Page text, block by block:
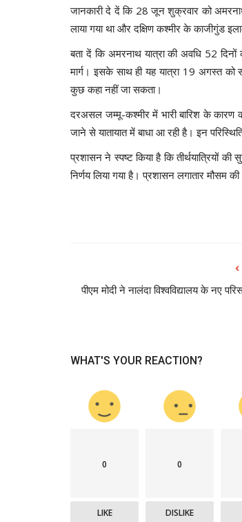
जानकारी दे दें कि 28 जून शुक्रवार को
लाया गया था और दक्षिण कश्मीर के काजीगुंड
बता दें कि अमरनाथ यात्रा की अवधि 52 दिनों
मार्ग। इसके साथ ही यह यात्रा 19 अगस्त को
कुछ कहा नहीं जा सकता।
दरअसल जम्मू-कश्मीर में भारी बारिश के कारण
जाने से यातायात में बाधा आ रही है। इन
प्रशासन ने स्पष्ट किया है कि तीर्थयात्रियों
निर्णय लिया गया है। प्रशासन लगातार मौसम
पीएम मोदी ने नालंदा विश्वविद्यालय के नए
WHAT'S YOUR REACTION?
0
LIKE
0
DISLIKE